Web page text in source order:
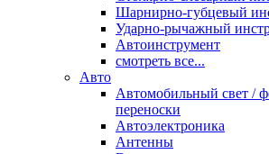
Шарнирно-губцевый
Ударно-рычажный
Автоинструмент
смотреть все...
Авто
Автомобильный свет /
переноски
Автоэлектроника
Антенны